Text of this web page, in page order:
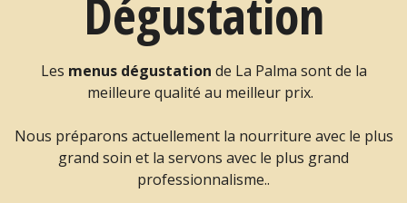
Dégustation
Les menus dégustation de La Palma sont de la
meilleure qualité au meilleur prix.
Nous préparons actuellement la nourriture avec le plus
grand soin et la servons avec le plus grand
professionnalisme..